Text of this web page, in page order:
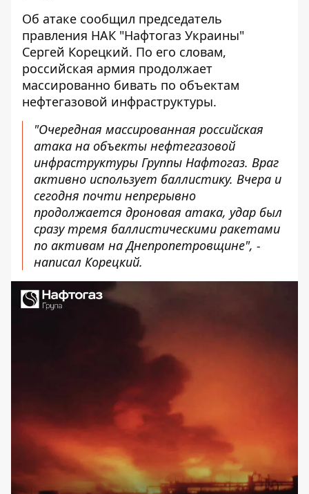
Об атаке сообщил председатель
правления НАК "Нафтогаз Украины"
Сергей Корецкий. По его словам,
российская армия продолжает
массированно бивать по объектам
нефтегазовой инфраструктуры.
"Очередная массированная российская
атака на объекты нефтегазовой
инфраструктуры Группы Нафтогаз. Враг
активно использует баллистику. Вчера и
сегодня почти непрерывно
продолжается дроновая атака, удар был
сразу тремя баллистическими ракетами
по активам на Днепропетровщине", -
написал Корецкий.